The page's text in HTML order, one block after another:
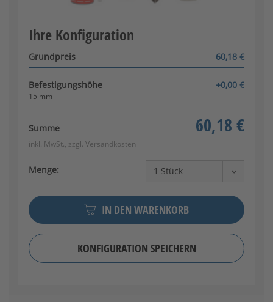
Ihre Konfiguration
Grundpreis 60,18 €
Befestigungshöhe +0,00 €
15 mm
Summe 60,18 €
inkl. MwSt., zzgl. Versandkosten
Menge:
IN DEN WARENKORB
KONFIGURATION SPEICHERN
Konfigurator wird geladen